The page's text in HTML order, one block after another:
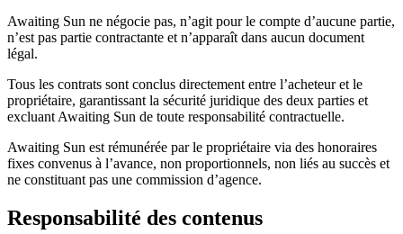
Awaiting Sun ne négocie pas, n’agit pour le compte d’aucune partie,
n’est pas partie contractante et n’apparaît dans aucun document
légal.
Tous les contrats sont conclus directement entre l’acheteur et le
propriétaire, garantissant la sécurité juridique des deux parties et
excluant Awaiting Sun de toute responsabilité contractuelle.
Awaiting Sun est rémunérée par le propriétaire via des honoraires
fixes convenus à l’avance, non proportionnels, non liés au succès et
ne constituant pas une commission d’agence.
Responsabilité des contenus